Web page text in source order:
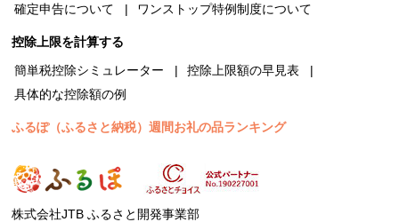
確定申告について
ワンストップ特例制度について
控除上限を計算する
簡単税控除シミュレーター
控除上限額の早見表
具体的な控除額の例
ふるぽ（ふるさと納税）週間お礼の品ランキング
株式会社JTB ふるさと開発事業部